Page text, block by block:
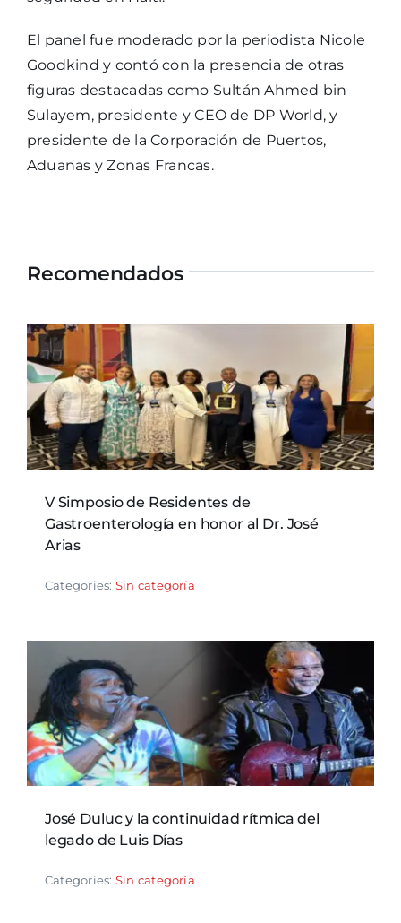
El panel fue moderado por la periodista Nicole
Goodkind y contó con la presencia de otras
figuras destacadas como Sultán Ahmed bin
Sulayem, presidente y CEO de DP World, y
presidente de la Corporación de Puertos,
Aduanas y Zonas Francas.
Recomendados
V Simposio de Residentes de
Gastroenterología en honor al Dr. José
Arias
Categories: Sin categoría
José Duluc y la continuidad rítmica del
legado de Luis Días
Categories: Sin categoría